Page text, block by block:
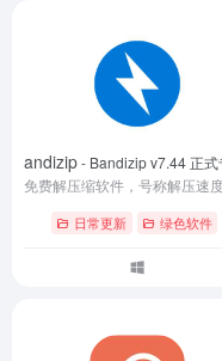
Bandizip- Bandizip v7.44 正式
日常更新 绿色软件